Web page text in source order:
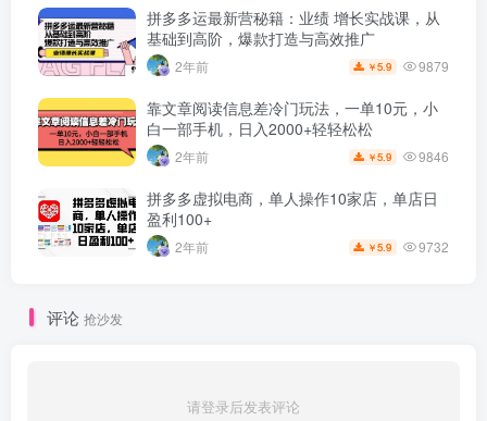
拼多多运最新营秘籍：业绩 增长实战课，从
基础到高阶，爆款打造与高效推广
2年前 ￥5.9 9879
靠文章阅读信息差冷门玩法，一单10元，小
白一部手机，日入2000+轻轻松松
2年前 ￥5.9 9846
拼多多虚拟电商，单人操作10家店，单店日
盈利100+
2年前 ￥5.9 9732
评论 抢沙发
请登录后发表评论